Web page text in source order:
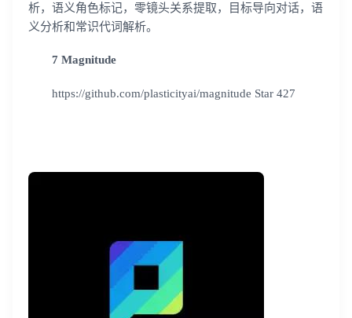
析，语义角色标记，零镜头关系提取，目标导向对话，语
义分析和常识代词解析。
7 Magnitude
https://github.com/plasticityai/magnitude Star 427